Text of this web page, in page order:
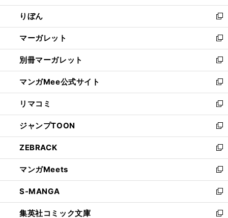
開
く
ウ
で
開
く
ン
ド
ウ
で
開
く
ウ
ィ
ン
ド
ウ
で
開
く
りぼん
新
し
い
ウ
ィ
ン
ド
ウ
で
開
く
マーガレット
新
し
い
ウ
ィ
ン
ド
ウ
で
開
く
別冊マーガレット
新
し
い
ウ
ィ
ン
ド
ウ
で
開
く
マンガMee公式サイト
新
し
い
ウ
ィ
ン
ド
ウ
で
開
く
リマコミ
新
し
い
ウ
ィ
ン
ド
ウ
で
開
く
ジャンプTOON
新
し
い
ウ
ィ
ン
ド
ウ
で
ZEBRACK
新
し
い
ウ
ィ
ン
ド
マンガMeets
新
し
い
ウ
ィ
S-MANGA
新
し
い
集英社コミック文庫
新